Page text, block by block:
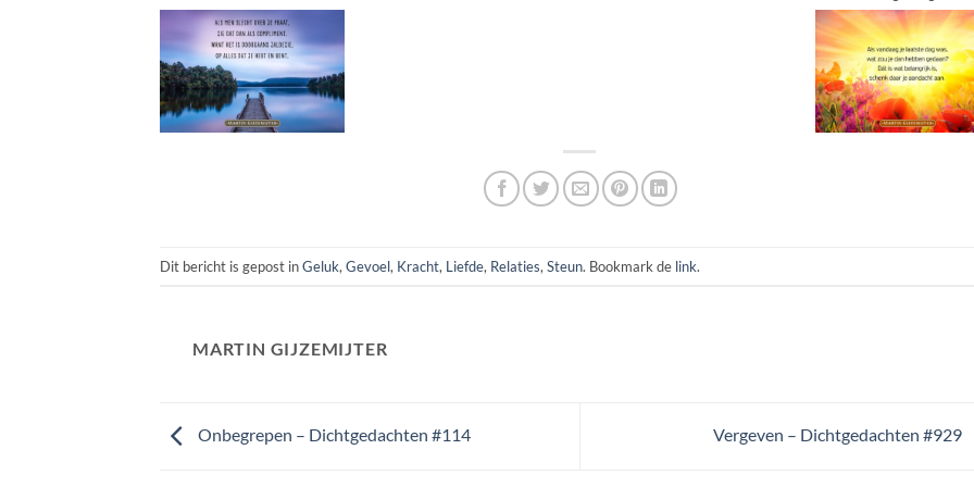
Dit bericht is gepost inGeluk, Gevoel, Kracht, Liefde, Relaties, Steun. Bookmark de link.
MARTIN GIJZEMIJTER
Onbegrepen – Dichtgedachten #114 Vergeven – Dichtgedachten #929